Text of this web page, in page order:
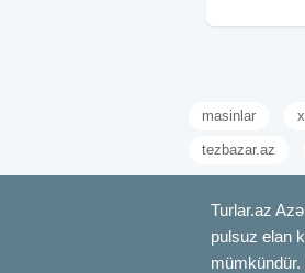
masinlar
tezbazar.az
Turlar.az
pulsuz elan
mümkündür.